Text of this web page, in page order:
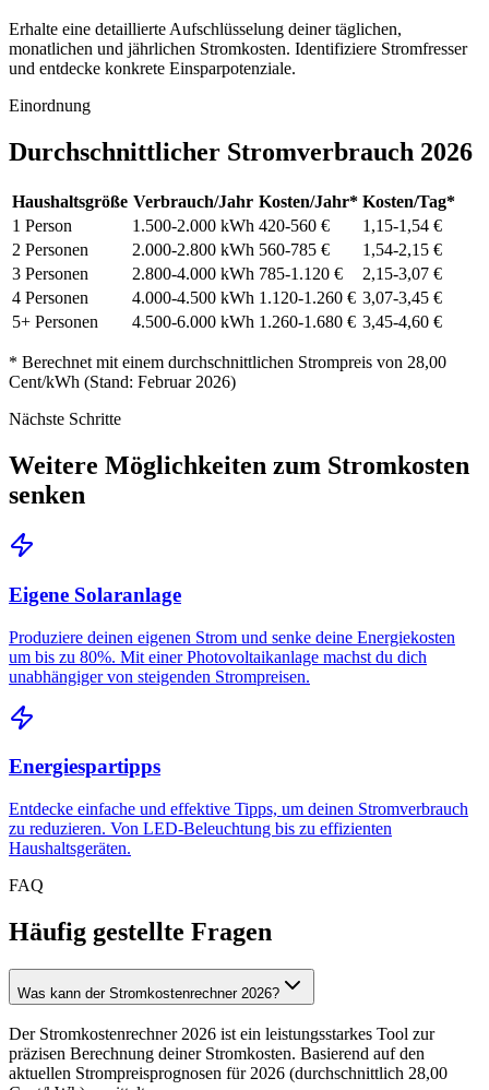
Erhalte eine detaillierte Aufschlüsselung deiner täglichen,
monatlichen und jährlichen Stromkosten. Identifiziere Stromfresser
und entdecke konkrete Einsparpotenziale.
Einordnung
Durchschnittlicher Stromverbrauch 2026
Haushaltsgröße Verbrauch/Jahr Kosten/Jahr* Kosten/Tag*
1 Person
1.500-2.000 kWh 420-560 €
1,15-1,54 €
2 Personen
2.000-2.800 kWh 560-785 €
1,54-2,15 €
3 Personen
2.800-4.000 kWh 785-1.120 €
2,15-3,07 €
4 Personen
4.000-4.500 kWh 1.120-1.260 € 3,07-3,45 €
5+ Personen
4.500-6.000 kWh 1.260-1.680 € 3,45-4,60 €
* Berechnet mit einem durchschnittlichen Strompreis von 28,00
Cent/kWh (Stand: Februar 2026)
Nächste Schritte
Weitere Möglichkeiten zum Stromkosten
senken
Eigene Solaranlage
Produziere deinen eigenen Strom und senke deine Energiekosten
um bis zu 80%. Mit einer Photovoltaikanlage machst du dich
unabhängiger von steigenden Strompreisen.
Energiespartipps
Entdecke einfache und effektive Tipps, um deinen Stromverbrauch
zu reduzieren. Von LED-Beleuchtung bis zu effizienten
Haushaltsgeräten.
FAQ
Häufig gestellte Fragen
Was kann der Stromkostenrechner 2026?
Der Stromkostenrechner 2026 ist ein leistungsstarkes Tool zur
präzisen Berechnung deiner Stromkosten. Basierend auf den
aktuellen Strompreisprognosen für 2026 (durchschnittlich 28,00